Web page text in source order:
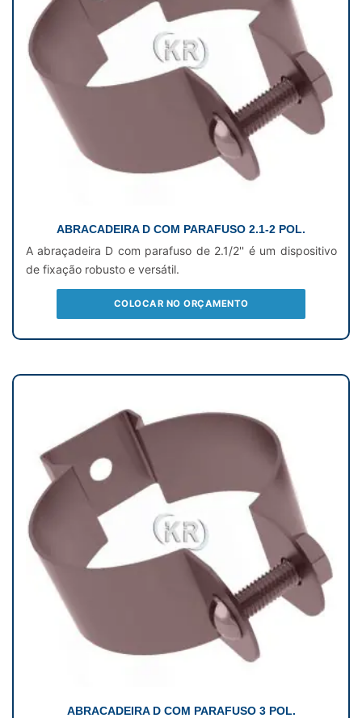
ABRACADEIRA D COM PARAFUSO 2.1-2 POL.
A abraçadeira D com parafuso de 2.1/2'' é um dispositivo
de fixação robusto e versátil.
COLOCAR NO ORÇAMENTO
ABRACADEIRA D COM PARAFUSO 3 POL.